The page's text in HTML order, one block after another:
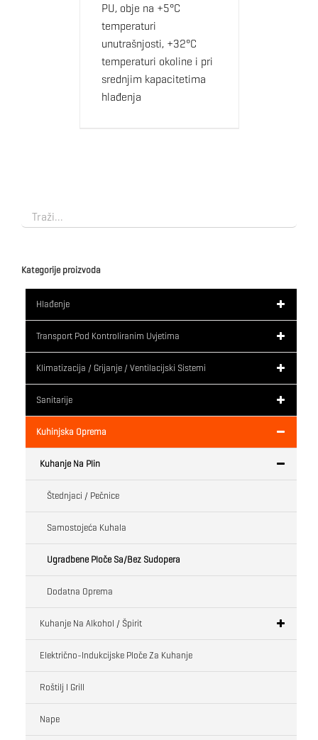
PU, obje na +5°C
temperaturi
unutrašnjosti, +32°C
temperaturi okoline i pri
srednjim kapacitetima
hlađenja
Kategorije proizvoda
Hlađenje
Transport Pod Kontroliranim Uvjetima
Klimatizacija / Grijanje / Ventilacijski Sistemi
Sanitarije
Kuhinjska Oprema
Kuhanje Na Plin
Štednjaci / Pečnice
Samostojeća Kuhala
Ugradbene Ploče Sa/bez Sudopera
Dodatna Oprema
Kuhanje Na Alkohol / Špirit
Električno-Indukcijske Ploče Za Kuhanje
Roštilj I Grill
Nape